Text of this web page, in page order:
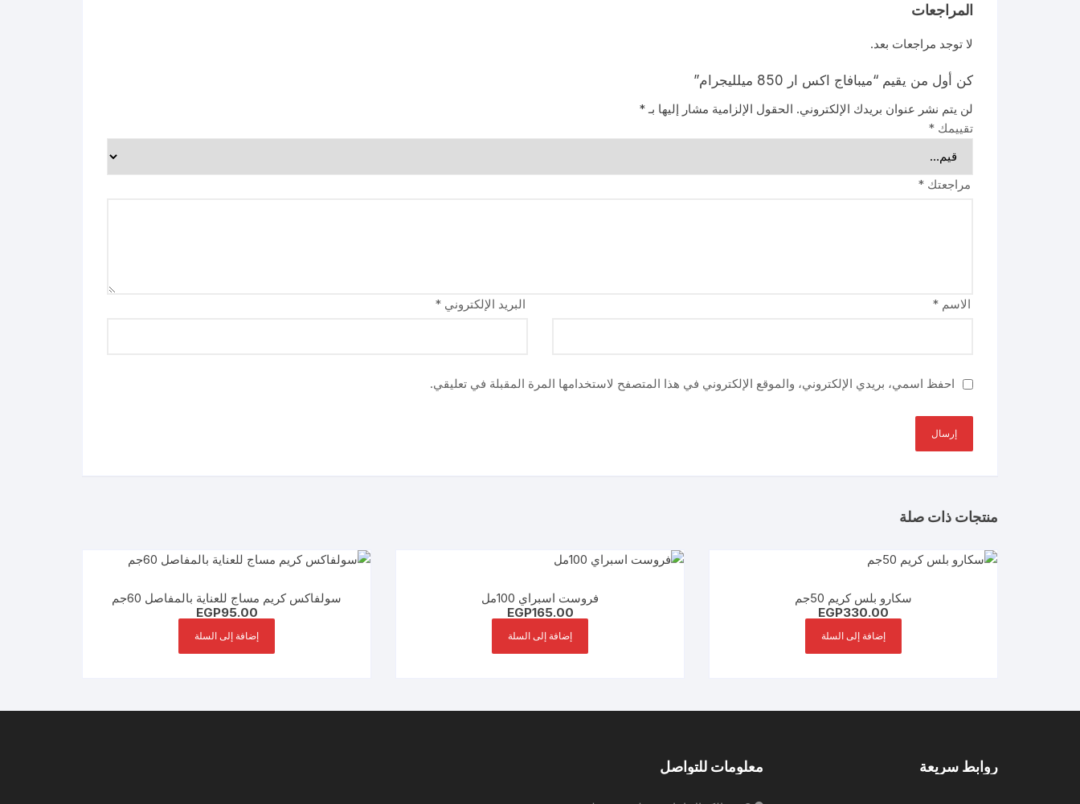
المراجعات
لا توجد مراجعات بعد.
كن أول من يقيم “ميبافاج اكس ار 850 ميلليجرام”
لن يتم نشر عنوان بريدك الإلكتروني. الحقول الإلزامية مشار إليها بـ *
تقييمك *
مراجعتك *
الاسم * البريد الإلكتروني *
احفظ اسمي، بريدي الإلكتروني، والموقع الإلكتروني في هذا المتصفح لاستخدامها المرة المقبلة في تعليقي.
منتجات ذات صلة
سكارو بلس كريم 50جم
EGP330.00
إضافة إلى السلة
فروست اسبراي 100مل
EGP165.00
إضافة إلى السلة
سولفاكس كريم مساج للعناية بالمفاصل 60جم
EGP95.00
إضافة إلى السلة
روابط سريعة معلومات للتواصل